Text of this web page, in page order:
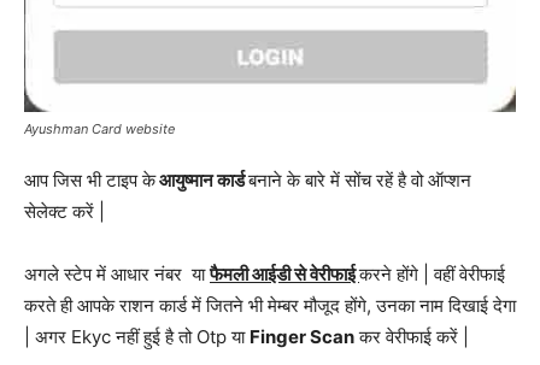
Ayushman Card website
आप जिस भी टाइप केआयुष्मान कार्डबनाने के बारे में सोंच रहें है वो ऑप्शन
सेलेक्ट करें |
अगले स्टेप में आधार नंबर याफैमली आईडी से वेरीफाईकरने होंगे | वहीं वेरीफाई
करते ही आपके राशन कार्ड में जितने भी मेम्बर मौजूद होंगे, उनका नाम दिखाई देगा
| अगर Ekyc नहीं हुई है तो Otp या Finger Scanकर वेरीफाई करें |